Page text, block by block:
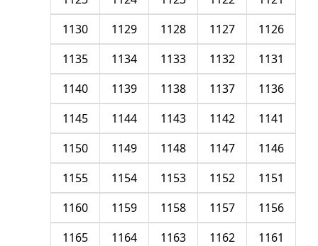
1126
1127
1128
1129
1130
1131
1132
1133
1134
1135
1136
1137
1138
1139
1140
1141
1142
1143
1144
1145
1146
1147
1148
1149
1150
1151
1152
1153
1154
1155
1156
1157
1158
1159
1160
1161
1162
1163
1164
1165